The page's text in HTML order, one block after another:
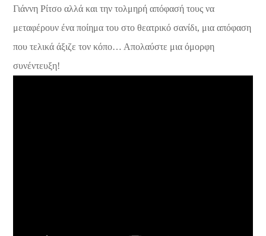
Γιάννη Ρίτσο αλλά και την τολμηρή απόφασή τους να
μεταφέρουν ένα ποίημα του στο θεατρικό σανίδι, μια απόφαση
που τελικά άξιζε τον κόπο… Απολαύστε μια όμορφη
συνέντευξη!